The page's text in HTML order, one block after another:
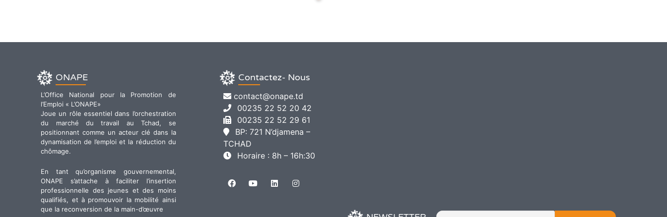
ONAPE
L’Office National pour la Promotion de
l’Emploi « L’ONAPE»
Joue un rôle essentiel dans l’orchestration
du marché du travail au Tchad, se
positionnant comme un acteur clé dans la
dynamisation de l’emploi et la réduction du
chômage.
En tant qu’organisme gouvernemental,
ONAPE s’attache à faciliter l’insertion
professionnelle des jeunes et des moins
qualifiés, et à promouvoir la mobilité ainsi
que la reconversion de la main-d’œuvre
Contactez- Nous
contact@onape.td
00235 22 52 20 42
00235 22 52 29 61
BP: 721 N’djamena –
TCHAD
Horaire : 8h – 16h:30